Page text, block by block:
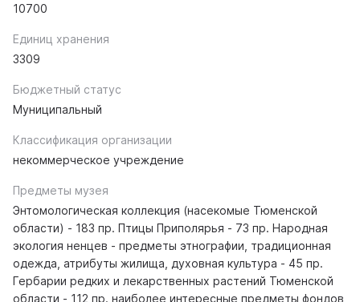
10700
Единиц хранения
3309
Бюджетный статус
Муниципальный
Классификация организации
некоммерческое учреждение
Предметы музея
Энтомологическая коллекция (насекомые Тюменской
области) - 183 пр. Птицы Приполярья - 73 пр. Народная
экология ненцев - предметы этнографии, традиционная
одежда, атрибуты жилища, духовная культура - 45 пр.
Гербарии редких и лекарственных растений Тюменской
области - 112 пр. наиболее интересные предметы фондов